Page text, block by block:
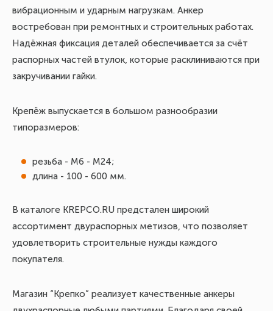
вибрационным и ударным нагрузкам. Анкер
востребован при ремонтных и строительных работах.
Надёжная фиксация деталей обеспечивается за счёт
распорных частей втулок, которые расклиниваются при
закручивании гайки.
Крепёж выпускается в большом разнообразии
типоразмеров:
резьба - М6 - М24;
длина - 100 - 600 мм.
В каталоге KREPCO.RU предстален широкий
ассортимент двураспорных метизов, что позволяет
удовлетворить строительные нужды каждого
покупателя.
Магазин “Крепко” реализует качественные анкеры